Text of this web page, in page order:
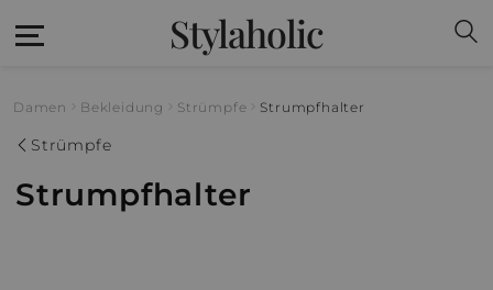
Stylaholic
Damen Bekleidung Strümpfe Strumpfhalter
Strümpfe
Strumpfhalter